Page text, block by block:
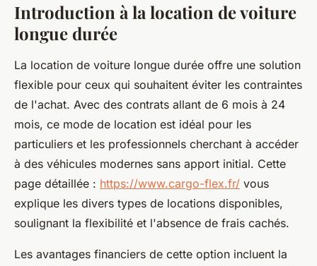
Introduction à la location de voiture
longue durée
La location de voiture longue durée offre une solution
flexible pour ceux qui souhaitent éviter les contraintes
de l'achat. Avec des contrats allant de 6 mois à 24
mois, ce mode de location est idéal pour les
particuliers et les professionnels cherchant à accéder
à des véhicules modernes sans apport initial. Cette
page détaillée : https://www.cargo-flex.fr/ vous
explique les divers types de locations disponibles,
soulignant la flexibilité et l'absence de frais cachés.
Les avantages financiers de cette option incluent la